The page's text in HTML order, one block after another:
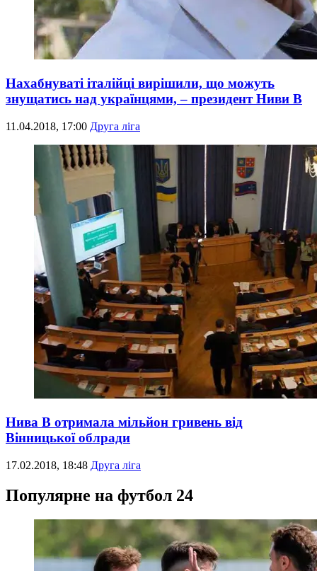
Нахабнуваті італійці вирішили, що можуть
знущатись над українцями, – президент Ниви В
11.04.2018, 17:00 Друга ліга
Нива В отримала мільйон гривень від
Вінницької облради
17.02.2018, 18:48 Друга ліга
Популярне на футбол 24